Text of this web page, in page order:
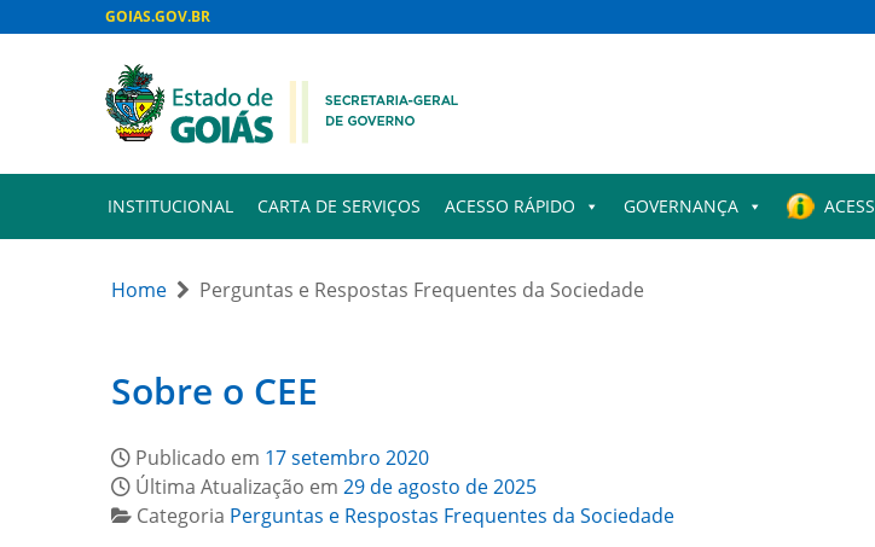
GOIAS.GOV.BR
INSTITUCIONAL CARTA DE SERVIÇOS ACESSO RÁPIDO GOVERNANÇA
Home Perguntas e Respostas Frequentes da Sociedade
Sobre o CEE
Publicado em 17 setembro 2020
Última Atualização em 29 de agosto de 2025
Categoria Perguntas e Respostas Frequentes da Sociedade